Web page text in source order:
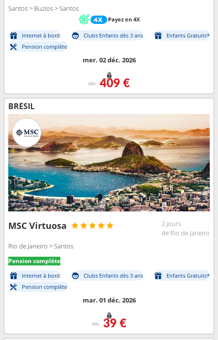
Santos > Buzios > Santos
Payez en 4X
Internet à bord Clubs Enfants dès 3 ans
Enfants Gratuits*
Pension complète
mer. 02 déc. 2026
dès 409 €
BRÉSIL
MSC Virtuosa
2 jours
de Rio de Janeiro
Rio de Janeiro > Santos
Pension complète
Internet à bord Clubs Enfants dès 3 ans
Enfants Gratuits*
Pension complète
mar. 01 déc. 2026
dès 39 €